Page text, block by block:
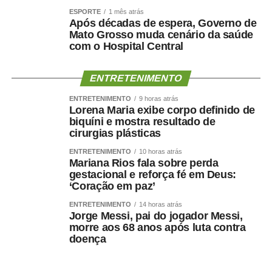
“É a primeira vez que atuo como contadora credenciada e
ainda não havia tido acesso ao sistema. Ele está sendo
importante porque nos prepara para executar um trabalho
de iniciar as atividades. O que proporciona mais
Tribunal de Justiça de MT – MT
COMENTE ABAIXO:
WhatsApp
Facebook
Twitter
Messenger
LinkedIn
Share
ESPORTE 1 mês atrás
Após décadas de espera, Governo de
Mato Grosso muda cenário da saúde
com o Hospital Central
ENTRETENIMENTO
ENTRETENIMENTO 9 horas atrás
Lorena Maria exibe corpo definido de
biquíni e mostra resultado de
cirurgias plásticas
ENTRETENIMENTO 10 horas atrás
Mariana Rios fala sobre perda
gestacional e reforça fé em Deus:
‘Coração em paz’
ENTRETENIMENTO 14 horas atrás
Jorge Messi, pai do jogador Messi,
morre aos 68 anos após luta contra
doença